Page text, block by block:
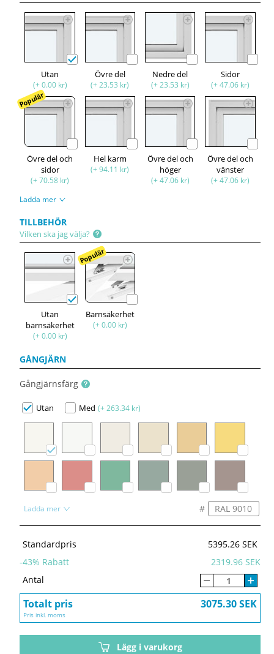
Utan
(+ 0.00 kr)
Övre del
(+ 23.53 kr)
Nedre del
(+ 23.53 kr)
Sidor
(+ 47.06 kr)
Populär
Övre del och
sidor
(+ 70.58 kr)
Hel karm
(+ 94.11 kr)
Övre del och
höger
(+ 47.06 kr)
Övre del och
vänster
(+ 47.06 kr)
Ladda mer
TILLBEHÖR
Vilken ska jag välja?
Utan
barnsäkerhet
(+ 0.00 kr)
Populär
Barnsäkerhet
(+ 0.00 kr)
GÅNGJÄRN
Gångjärnsfärg
Utan Med (+ 263.34 kr)
Ladda mer #
Standardpris
5395.26 SEK
-43% Rabatt
2319.96 SEK
Antal
Totalt pris 3075.30 SEK
Pris inkl. moms
Lägg i varukorg